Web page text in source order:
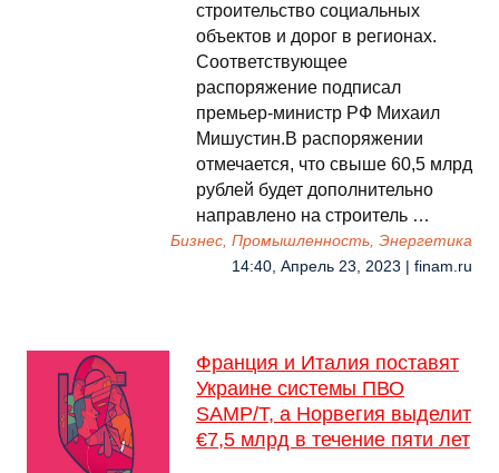
строительство социальных
объектов и дорог в регионах.
Соответствующее
распоряжение подписал
премьер-министр РФ Михаил
Мишустин.В распоряжении
отмечается, что свыше 60,5 млрд
рублей будет дополнительно
направлено на строитель …
Бизнес, Промышленность, Энергетика
14:40, Апрель 23, 2023 | finam.ru
Франция и Италия поставят
Украине системы ПВО
SAMP/T, а Норвегия выделит
€7,5 млрд в течение пяти лет